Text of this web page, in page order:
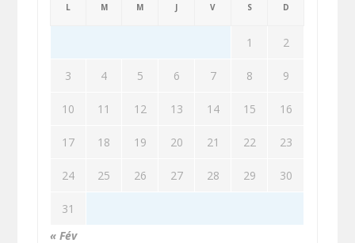
L M M J V S D
1 2
3 4 5 6 7 8 9
10 11 12 13 14 15 16
17 18 19 20 21 22 23
24 25 26 27 28 29 30
31
« Fév